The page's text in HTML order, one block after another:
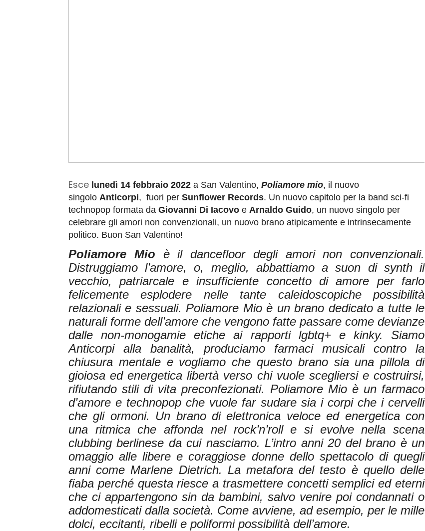
Esce lunedì 14 febbraio 2022 a San Valentino, Poliamore mio, il nuovo
singolo Anticorpi, fuori per Sunflower Records. Un nuovo capitolo per la band sci-fi
technopop formata da Giovanni Di Iacovo e Arnaldo Guido, un nuovo singolo per
celebrare gli amori non convenzionali, un nuovo brano atipicamente e intrinsecamente
politico. Buon San Valentino!
Poliamore Mio è il dancefloor degli amori non convenzionali.
Distruggiamo l’amore, o, meglio, abbattiamo a suon di synth il
vecchio, patriarcale e insufficiente concetto di amore per farlo
felicemente esplodere nelle tante caleidoscopiche possibilità
relazionali e sessuali. Poliamore Mio è un brano dedicato a tutte le
naturali forme dell’amore che vengono fatte passare come devianze
dalle non-monogamie etiche ai rapporti lgbtq+ e kinky. Siamo
Anticorpi alla banalità, produciamo farmaci musicali contro la
chiusura mentale e vogliamo che questo brano sia una pillola di
gioiosa ed energetica libertà verso chi vuole scegliersi e costruirsi,
rifiutando stili di vita preconfezionati. Poliamore Mio è un farmaco
d’amore e technopop che vuole far sudare sia i corpi che i cervelli
che gli ormoni. Un brano di elettronica veloce ed energetica con
una ritmica che affonda nel rock’n’roll e si evolve nella scena
clubbing berlinese da cui nasciamo. L’intro anni 20 del brano è un
omaggio alle libere e coraggiose donne dello spettacolo di quegli
anni come Marlene Dietrich. La metafora del testo è quello delle
fiaba perché questa riesce a trasmettere concetti semplici ed eterni
che ci appartengono sin da bambini, salvo venire poi condannati o
addomesticati dalla società. Come avviene, ad esempio, per le mille
dolci, eccitanti, ribelli e poliformi possibilità dell’amore.